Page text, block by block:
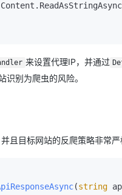
来设置代理IP，并通过
别为爬虫的风险。
且目标网站的反爬策略非常严
(string